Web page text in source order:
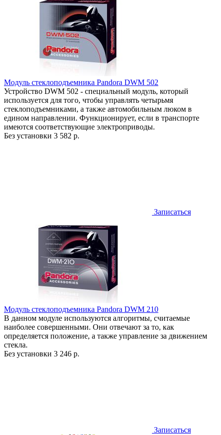
Модуль стеклоподъемника Pandora DWM 502
Устройство DWM 502 - специальный модуль, который
используется для того, чтобы управлять четырьмя
стеклоподъемниками, а также автомобильным люком в
едином направлении. Функционирует, если в транспорте
имеются соответствующие электроприводы.
Без установки 3 582 р.
Записаться
Модуль стеклоподъемника Pandora DWM 210
В данном модуле используются алгоритмы, считаемые
наиболее совершенными. Они отвечают за то, как
определяется положение, а также управление за движением
стекла.
Без установки 3 246 р.
Записаться